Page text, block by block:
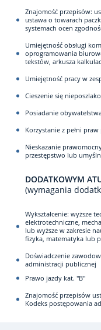
Znajomość przepisów:
ustawa o towarach
systemach ocen
Umiejętność obsługi
oprogramowania
tekstów, arkusza
Umiejętność pracy w
Cieszenie się
Posiadanie
Korzystanie z pełni
Nieskazanie
przestępstwo lub
DODATKOWYM
(wymagania
Wykształcenie: wyższe
elektrotechniczne,
lub wyższe w zakresie
fizyka, matematyka lub
Doświadczenie
administracji publicznej
Prawo jazdy kat. "B"
Znajomość przepisów
Kodeks postępowania